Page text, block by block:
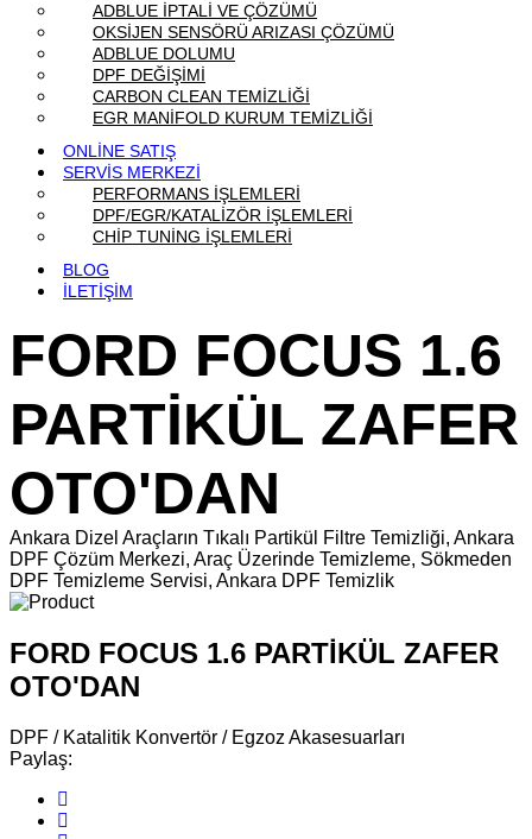
ADBLUE İPTALİ VE ÇÖZÜMÜ
OKSİJEN SENSÖRÜ ARIZASI ÇÖZÜMÜ
ADBLUE DOLUMU
DPF DEĞİŞİMİ
CARBON CLEAN TEMİZLİĞİ
EGR MANİFOLD KURUM TEMİZLİĞİ
ONLİNE SATIŞ
SERVİS MERKEZİ
PERFORMANS İŞLEMLERİ
DPF/EGR/KATALİZÖR İŞLEMLERİ
CHİP TUNİNG İŞLEMLERİ
BLOG
İLETİŞİM
FORD FOCUS 1.6
PARTİKÜL ZAFER
OTO'DAN
Ankara Dizel Araçların Tıkalı Partikül Filtre Temizliği, Ankara
DPF Çözüm Merkezi, Araç Üzerinde Temizleme, Sökmeden
DPF Temizleme Servisi, Ankara DPF Temizlik
FORD FOCUS 1.6 PARTİKÜL ZAFER
OTO'DAN
DPF / Katalitik Konvertör / Egzoz Akasesuarları
Paylaş: